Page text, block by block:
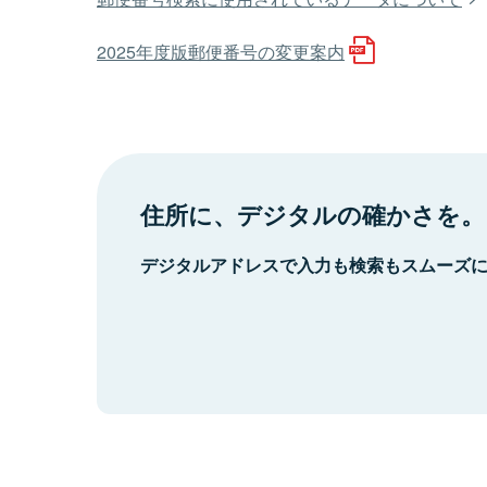
2025年度版郵便番号の変更案内
住所に、デジタルの確かさを。
デジタルアドレスで入力も検索もスムーズ